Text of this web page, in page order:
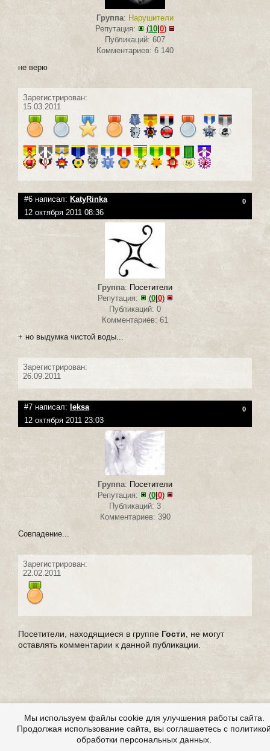
Группа: Нарушители
Репутация:
(10 0)
Публикаций: 607
Комментариев: 6 140
не верю
Зарегистрирован:
15.03.2011
#6 написал: KatyRinka 0
12 октября 2011 08:36
Группа: Посетители
Репутация:
(0| 0)
Публикаций: 0
Комментариев: 61
+ но выдумка чистой воды...
Зарегистрирован:
26.09.2011
#7 написал: leksa 0
12 октября 2011 23:03
Группа: Посетители
Репутация:
(0| 0)
Публикаций: 3
Комментариев: 390
Совпадение...
Зарегистрирован:
22.02.2011
Посетители, находящиеся в группе Гости, не могут
оставлять комментарии к данной публикации.
Мы используем файлы cookie для улучшения работы сайта.
Продолжая использование сайта, вы соглашаетесь с
обработки персональных данных.